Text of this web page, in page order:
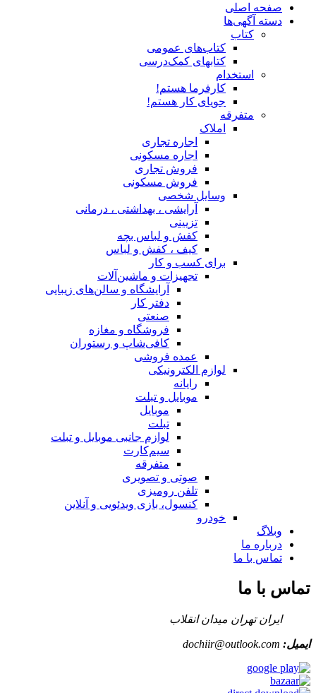
صفحه اصلی
دسته آگهی‌ها
کتاب
کتاب‌های عمومی
کتابهای کمک‌درسی
استخدام
کارفرما هستم!
جویای کار هستم!
متفرقه
املاک
اجاره تجاری
اجاره مسکونی
فروش تجاری
فروش مسکونی
وسایل شخصی
آرایشی ، بهداشتی ، درمانی
تزیینی
کفش و لباس بچه
کیف ، کفش و لباس
برای کسب و کار
تجهیزات و ماشین‌آلات
آرایشگاه و سالن‌های زیبایی
دفتر کار
صنعتی
فروشگاه و مغازه
کافی‌شاپ و رستوران
عمده فروشی
لوازم الکترونیکی
رایانه
موبایل و تبلت
موبایل
تبلت
لوازم جانبی موبایل و تبلت
سیم‌کارت
متفرقه
صوتی و تصویری
تلفن رومیزی
کنسول، بازی‌ ویدئویی و آنلاین
خودرو
وبلاگ
درباره ما
تماس با ما
تماس با ما
ایران تهران میدان انقلاب
ایمیل: dochiir@outlook.com